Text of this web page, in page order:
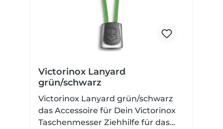
Victorinox Lanyard
grün/schwarz
Victorinox Lanyard grün/schwarz
das Accessoire für Dein Victorinox
Taschenmesser Ziehhilfe für das